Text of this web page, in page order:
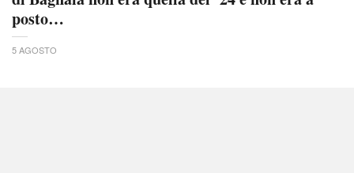
posto…
5 AGOSTO